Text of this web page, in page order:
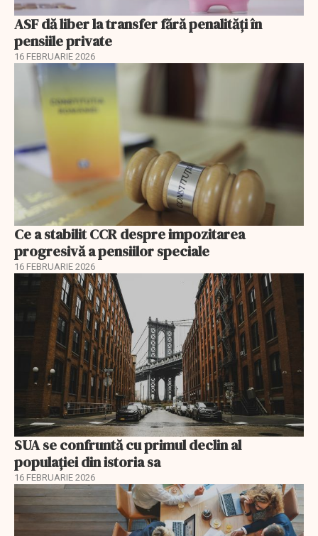
ASF dă liber la transfer fără penalități în
pensiile private
16 FEBRUARIE 2026
Ce a stabilit CCR despre impozitarea
progresivă a pensiilor speciale
16 FEBRUARIE 2026
SUA se confruntă cu primul declin al
populației din istoria sa
16 FEBRUARIE 2026